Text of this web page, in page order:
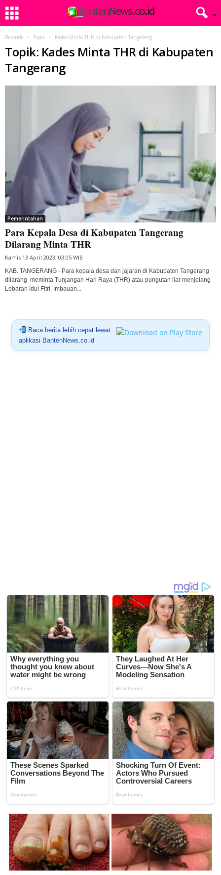
Beranda Topik Kades Minta THR di Kabupaten Tangerang
Topik: Kades Minta THR di Kabupaten
Tangerang
Pemerintahan
Para Kepala Desa di Kabupaten Tangerang
Dilarang Minta THR
Kamis 13 April 2023, 03:05 WIB
KAB. TANGERANG - Para kepala desa dan jajaran di Kabupaten Tangerang
dilarang meminta Tunjangan Hari Raya (THR) atau pungutan liar menjelang
Lebaran Idul Fitri. Imbauan...
Baca berita lebih cepat lewat
aplikasi BantenNews.co.id